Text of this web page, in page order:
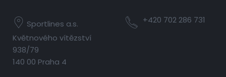
Sportlines a.s.
Květnového vítězství
938/79
140 00 Praha 4
+420 702 286 731